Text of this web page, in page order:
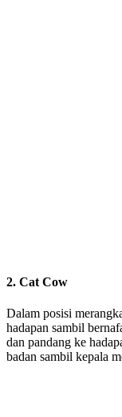
2. Cat Cow
Dalam posisi
hadapan sambil
dan pandang ke
badan sambil kepala